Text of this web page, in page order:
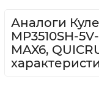
Аналоги
MP3510SH-
MAX6,